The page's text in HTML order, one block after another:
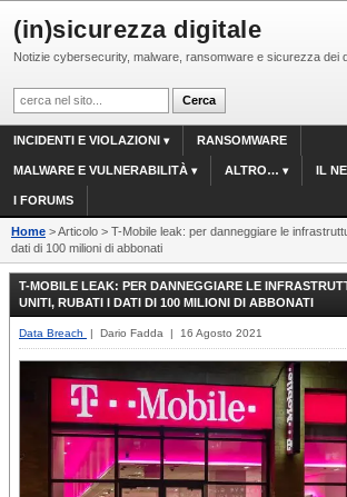
(in)sicurezza digitale
Notizie cybersecurity, malware, ransomware e sicurezza dei
INCIDENTI E VIOLAZIONI RANSOMWARE
MALWARE E VULNERABILITÀ ALTRO… IL
I FORUMS
Home > Articolo > T-Mobile leak: per danneggiare le
dati di 100 milioni di abbonati
T-MOBILE LEAK: PER DANNEGGIARE LE
UNITI, RUBATI I DATI DI 100 MILIONI DI ABBONATI
Data Breach | Dario Fadda | 16 Agosto 2021